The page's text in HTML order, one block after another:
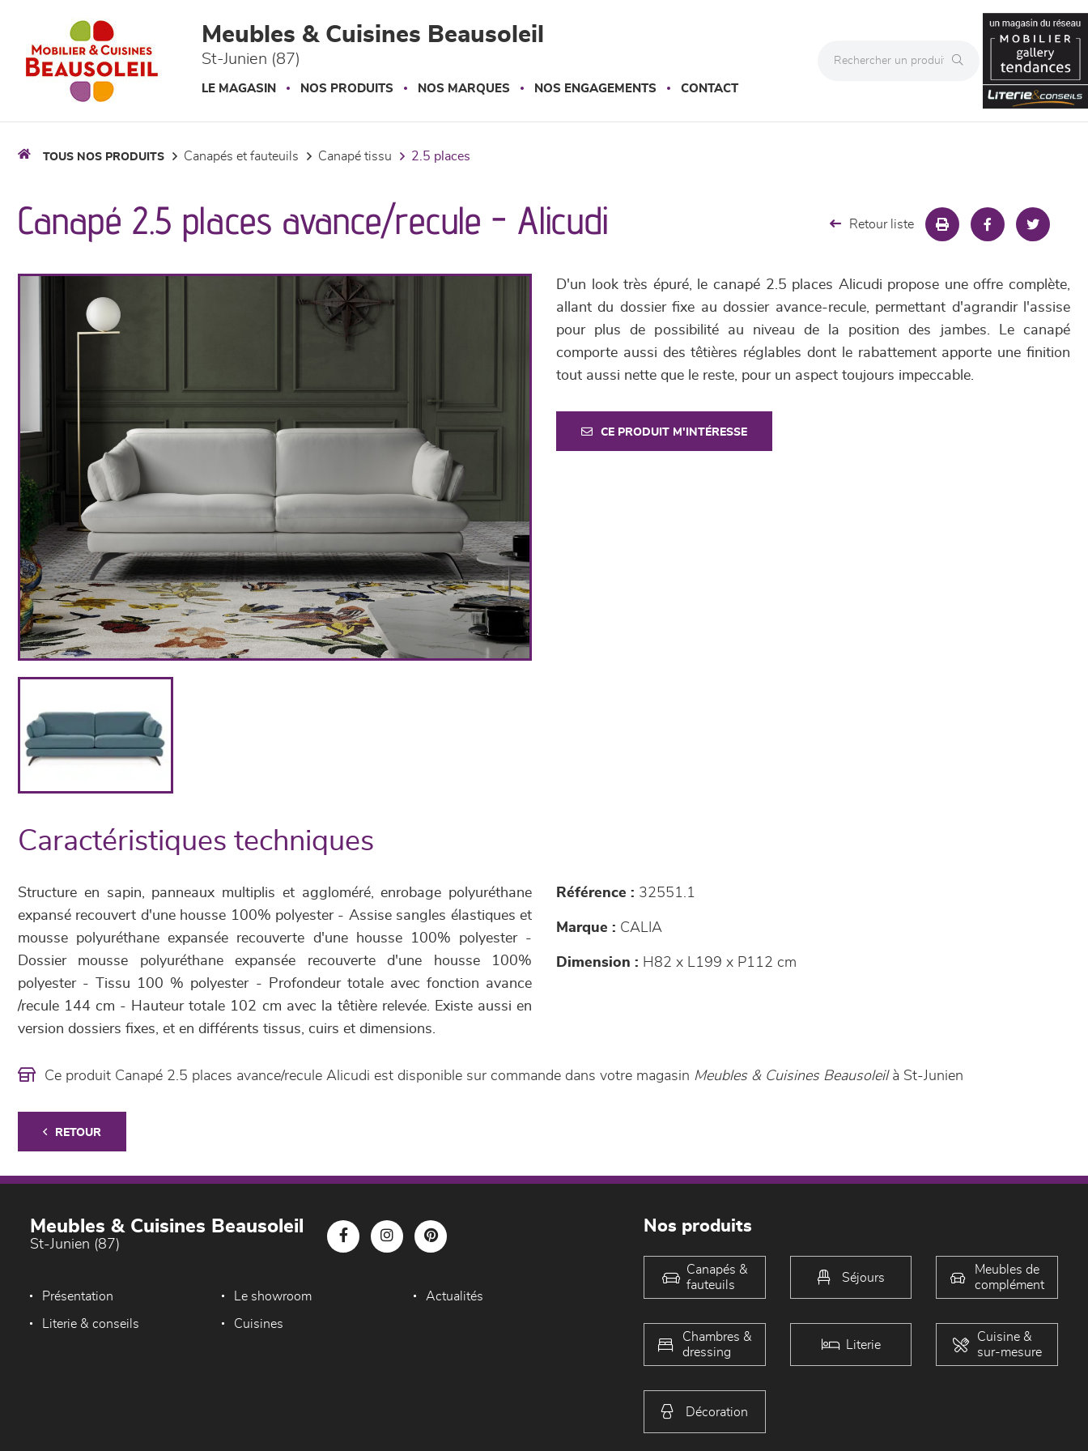
Meubles & Cuisines Beausoleil
St-Junien (87)
LE MAGASIN NOS PRODUITS NOS MARQUES NOS ENGAGEMENTS CONTACT
TOUS NOS PRODUITS canapés et fauteuils canapé tissu 2.5 places
Canapé 2.5 places avance/recule - Alicudi Retour liste
D'un look très épuré, le canapé 2.5 places Alicudi propose une offre complète,
allant du dossier fixe au dossier avance-recule, permettant d'agrandir l'assise
pour plus de possibilité au niveau de la position des jambes. Le canapé
comporte aussi des têtières réglables dont le rabattement apporte une finition
tout aussi nette que le reste, pour un aspect toujours impeccable.
CE PRODUIT M'INTÉRESSE
Caractéristiques techniques
Structure en sapin, panneaux multiplis et aggloméré, enrobage polyuréthane
expansé recouvert d'une housse 100% polyester - Assise sangles élastiques et
mousse polyuréthane expansée recouverte d'une housse 100% polyester -
Dossier mousse polyuréthane expansée recouverte d'une housse 100%
polyester - Tissu 100 % polyester - Profondeur totale avec fonction avance
/recule 144 cm - Hauteur totale 102 cm avec la têtière relevée. Existe aussi en
version dossiers fixes, et en différents tissus, cuirs et dimensions.
Référence : 32551.1
Marque : CALIA
Dimension : H82 x L199 x P112 cm
Ce produit Canapé 2.5 places avance/recule Alicudi est disponible sur commande dans votre magasin Meubles & Cuisines Beausoleilà St-Junien
RETOUR
Meubles & Cuisines Beausoleil
St-Junien (87)
Présentation Le showroom Actualités
Literie & conseils Cuisines
Nos produits
Canapés &
fauteuils
Séjours
Meubles de
complément
Chambres &
dressing
Literie
Cuisine &
sur-mesure
Décoration